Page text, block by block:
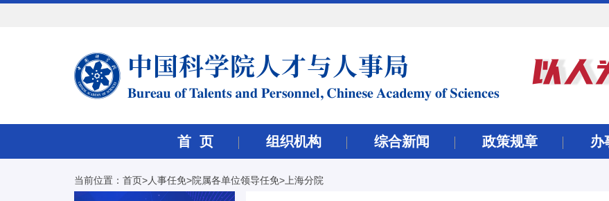
首 页 组织机构 综合新闻 政策规章 办
当前位置： 首页>人事任免>院属各单位领导任免> 上海分院